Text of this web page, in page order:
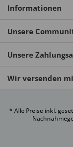
Informationen
Unsere
Unsere
Wir versenden
* Alle Preise inkl.